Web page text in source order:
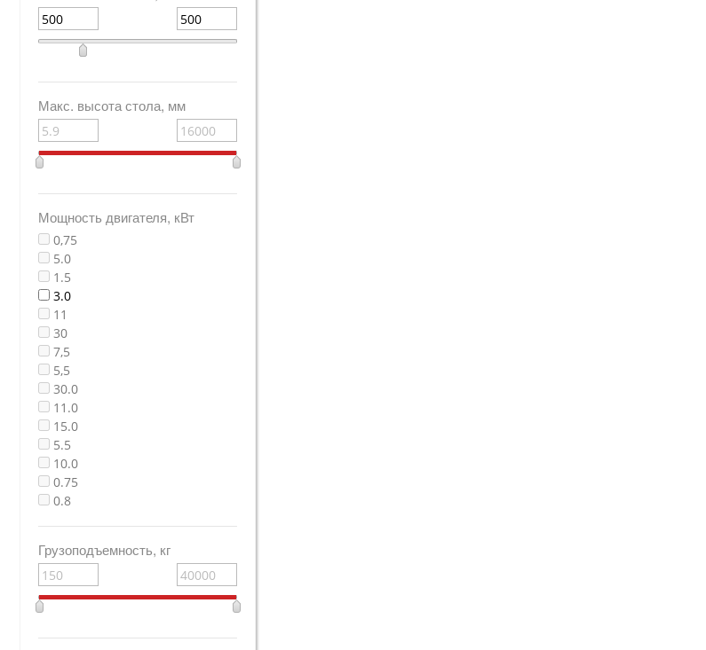
Макс. высота стола, мм
Мощность двигателя, кВт
0,75
5.0
1.5
3.0
11
30
7,5
5,5
30.0
11.0
15.0
5.5
10.0
0.75
0.8
Грузоподъемность, кг